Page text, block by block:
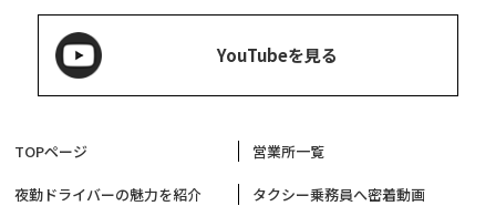
YouTubeを見る
TOPページ 営業所一覧
夜勤ドライバーの魅力を紹介 タクシー乗務員へ密着動画